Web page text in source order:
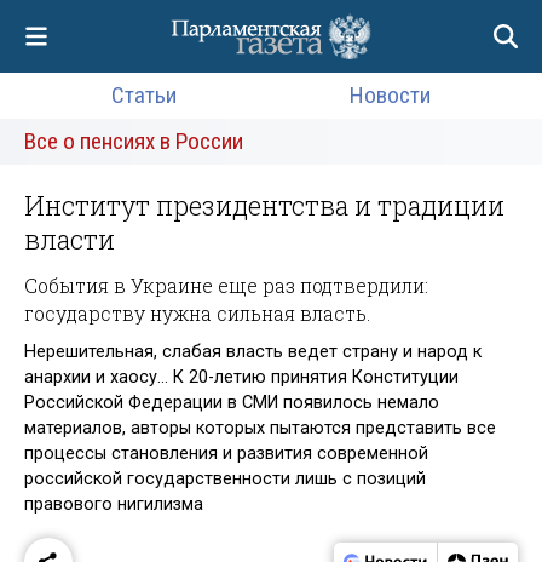
Статьи
Новости
Все о пенсиях в России
Институт президентства и традиции
власти
События в Украине еще раз подтвердили:
государству нужна сильная власть.
Нерешительная, слабая власть ведет страну и народ к
анархии и хаосу… К 20-летию принятия Конституции
Российской Федерации в СМИ появилось немало
материалов, авторы которых пытаются представить все
процессы становления и развития современной
российской государственности лишь с позиций
правового нигилизма